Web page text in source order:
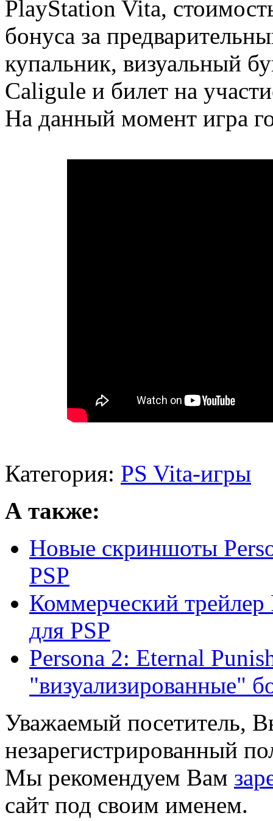
PlayStation Vita,
бонуса за
купальник, визуальный
Caligule и билет на
На данный момент игра
Категория: PS Vita-игры
А также:
Новые скриншоты
PSP
Коммерческий трейлер
для PSP
Persona 2: Eternal
"визуализированные"
Уважаемый посетитель,
незарегистрированный
Мы рекомендуем Вам
сайт под своим именем.